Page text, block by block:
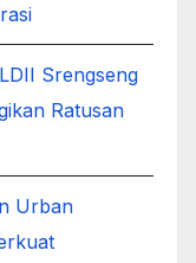
Srengseng
Ratusan
Urban